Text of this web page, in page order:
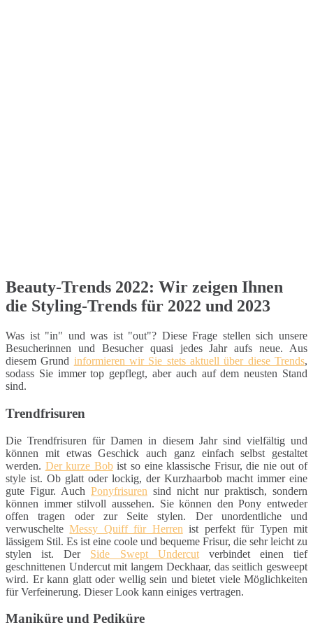
Beauty-Trends 2022: Wir zeigen Ihnen
die Styling-Trends für 2022 und 2023
Was ist "in" und was ist "out"? Diese Frage stellen sich unsere
Besucherinnen und Besucher quasi jedes Jahr aufs neue. Aus
diesem Grund informieren wir Sie stets aktuell über diese Trends,
sodass Sie immer top gepflegt, aber auch auf dem neusten Stand
sind.
Trendfrisuren
Die Trendfrisuren für Damen in diesem Jahr sind vielfältig und
können mit etwas Geschick auch ganz einfach selbst gestaltet
werden. Der kurze Bobist so eine klassische Frisur, die nie out of
style ist. Ob glatt oder lockig, der Kurzhaarbob macht immer eine
gute Figur. Auch Ponyfrisuren sind nicht nur praktisch, sondern
können immer stilvoll aussehen. Sie können den Pony entweder
offen tragen oder zur Seite stylen. Der unordentliche und
verwuschelteMessy Quiff für Herren ist perfekt für Typen mit
lässigem Stil. Es ist eine coole und bequeme Frisur, die sehr leicht zu
stylen ist. Der Side Swept Undercutverbindet einen tief
geschnittenen Undercut mit langem Deckhaar, das seitlich gesweept
wird. Er kann glatt oder wellig sein und bietet viele Möglichkeiten
für Verfeinerung. Dieser Look kann einiges vertragen.
Maniküre und Pediküre